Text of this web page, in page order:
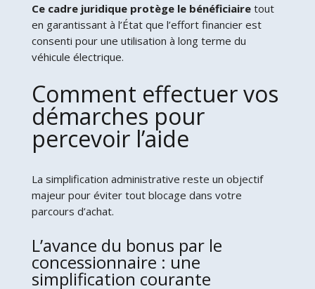
Ce cadre juridique protège le bénéficiairetout
en garantissant à l’État que l’effort financier est
consenti pour une utilisation à long terme du
véhicule électrique.
Comment effectuer vos
démarches pour
percevoir l’aide
La simplification administrative reste un objectif
majeur pour éviter tout blocage dans votre
parcours d’achat.
L’avance du bonus par le
concessionnaire : une
simplification courante